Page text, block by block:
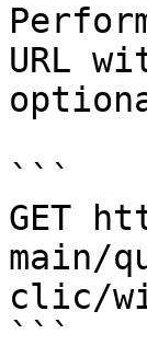
URL
```
GET
main/
clic/
```